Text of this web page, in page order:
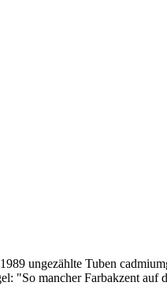
ungezählte Tuben
"So mancher Farbakzent